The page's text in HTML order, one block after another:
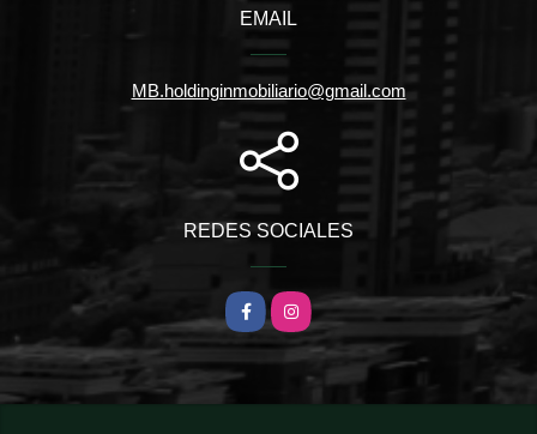
EMAIL
MB.holdinginmobiliario@gmail.com
REDES SOCIALES
FacebookInstagram